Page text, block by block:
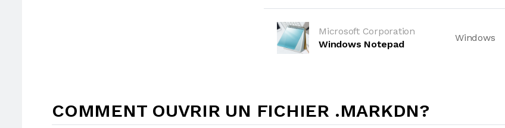
Microsoft Corporation
Windows Notepad
Windows
COMMENT OUVRIR UN FICHIER .MARKDN?